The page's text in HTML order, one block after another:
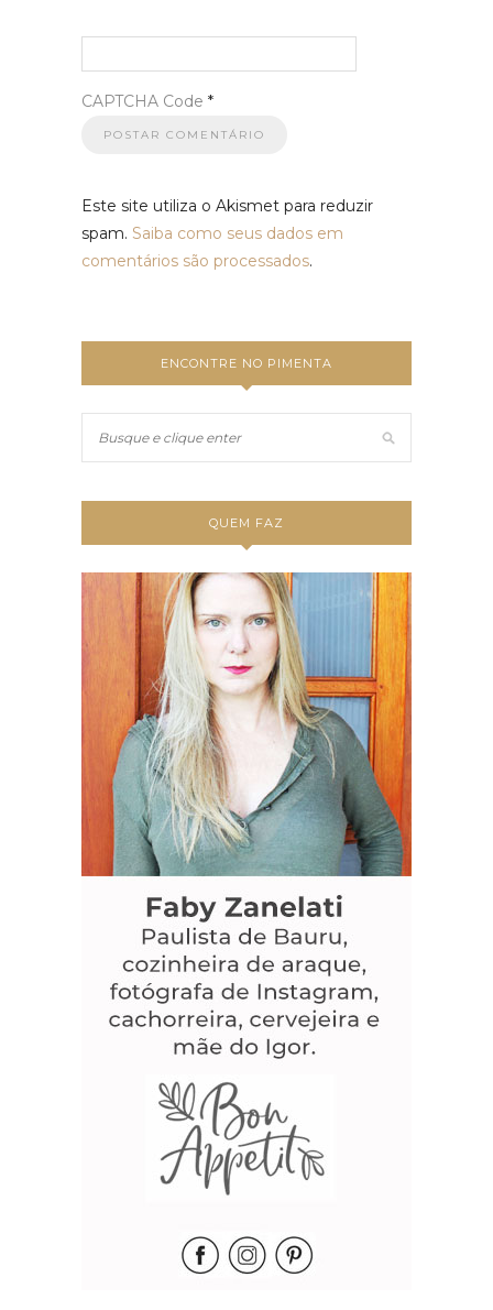
CAPTCHA Code *
Este site utiliza o Akismet para reduzir
spam. Saiba como seus dados em
comentários são processados.
ENCONTRE NO PIMENTA
QUEM FAZ